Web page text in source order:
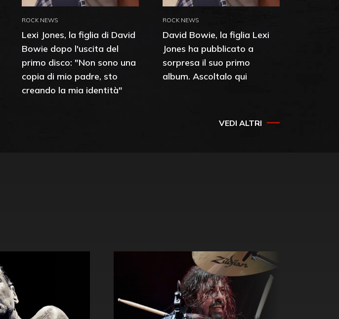
ROCK NEWS
Lexi Jones, la figlia di David
Bowie dopo l'uscita del
primo disco: "Non sono una
copia di mio padre, sto
creando la mia identità"
ROCK NEWS
David Bowie, la figlia Lexi
Jones ha pubblicato a
sorpresa il suo primo
album. Ascoltalo qui
VEDI ALTRI